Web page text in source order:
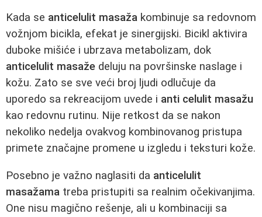
Kada se anticelulit masaža kombinuje sa redovnom
vožnjom bicikla, efekat je sinergijski. Bicikl aktivira
duboke mišiće i ubrzava metabolizam, dok
anticelulit masaže deluju na površinske naslage i
kožu. Zato se sve veći broj ljudi odlučuje da
uporedo sa rekreacijom uvede i anti celulit masažu
kao redovnu rutinu. Nije retkost da se nakon
nekoliko nedelja ovakvog kombinovanog pristupa
primete značajne promene u izgledu i teksturi kože.
Posebno je važno naglasiti da anticelulit
masažama treba pristupiti sa realnim očekivanjima.
One nisu magično rešenje, ali u kombinaciji sa